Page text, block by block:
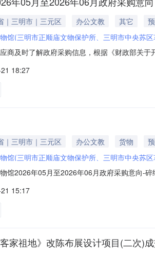
｜三明市｜三元区 办公文教 其它
馆(三明市正顺庙文物保护所、三明市中央苏
商及时了解政府采购信息，根据《财政部关
碎纸0.1448002026年06月无本次公开的采购
18:27
｜三明市｜三元区 办公文教 货物
馆(三明市正顺庙文物保护所、三明市中央苏
馆2026年05月至2026年06月政府采购意向-
06备注：无本次公开的采购意向是本单位政
15:17
家祖地》改陈布展设计项目(二次)